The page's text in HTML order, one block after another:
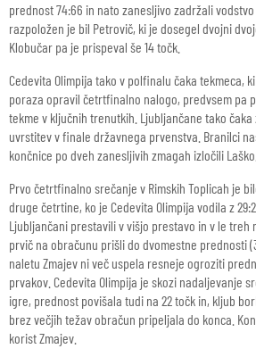
prednost 74:66 in nato zanesljivo zadržali
razpoložen je bil Petrovič, ki je dosegel dvojni
Klobučar pa je prispeval še 14 točk.
Cedevita Olimpija tako v polfinalu čaka tekmeca,
poraza opravil četrtfinalno nalogo, predvsem pa
tekme v ključnih trenutkih. Ljubljančane tako
uvrstitev v finale državnega prvenstva. Branilci
končnice po dveh zanesljivih zmagah izločili Laško.
Prvo četrtfinalno srečanje v Rimskih Toplicah je
druge četrtine, ko je Cedevita Olimpija vodila z
Ljubljančani prestavili v višjo prestavo in v le treh
prvič na obračunu prišli do dvomestne prednosti
naletu Zmajev ni več uspela resneje ogroziti
prvakov. Cedevita Olimpija je skozi nadaljevanje
igre, prednost povišala tudi na 22 točk in, kljub
brez večjih težav obračun pripeljala do konca.
korist Zmajev.